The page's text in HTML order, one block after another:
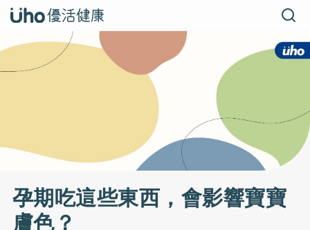
孕期吃這些東西，會影響寶寶
膚色？